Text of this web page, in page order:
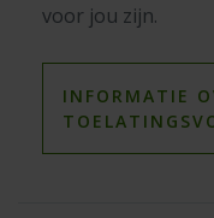
voor jou zijn.
INFORMATIE